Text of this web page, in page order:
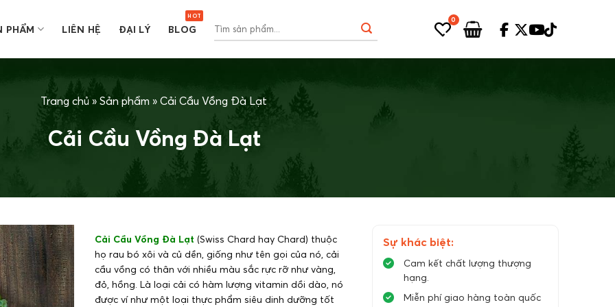
PHẨM LIÊN HỆ ĐẠI LÝ BLOG
Tìm
0
Trang chủ » Sản phẩm » Cải Cầu Vồng Đà Lạt
Cải Cầu Vồng Đà Lạt
Cải Cầu Vồng Đà Lạt (Swiss Chard hay Chard) thuộc
họ rau bó xôi và củ dền, giống như tên gọi của nó, cải
cầu vồng có thân với nhiều màu sắc rực rỡ như vàng,
đỏ, hồng. Là loại cải có hàm lượng vitamin dồi dào, nó
được ví như một loại thực phẩm siêu dinh dưỡng tốt
Sự khác biệt:
Cam kết chất lượng thượng
hạng.
Miễn phí giao hàng toàn quốc